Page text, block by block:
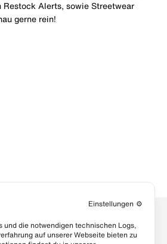
Restock Alerts, sowie Streetwear
gerne rein!
Links
Einstellungen ⚙️
und die notwendigen technischen Logs,
auf unserer Webseite bieten zu